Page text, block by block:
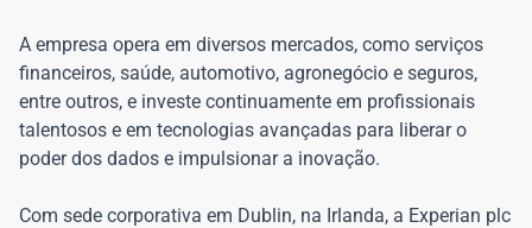
A empresa opera em diversos mercados, como serviços
financeiros, saúde, automotivo, agronegócio e seguros,
entre outros, e investe continuamente em profissionais
talentosos e em tecnologias avançadas para liberar o
poder dos dados e impulsionar a inovação.
Com sede corporativa em Dublin, na Irlanda, a Experian plc